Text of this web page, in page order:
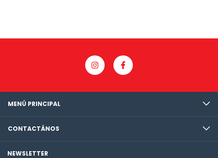
MENÚ PRINCIPAL
CONTACTÁNOS
NEWSLETTER